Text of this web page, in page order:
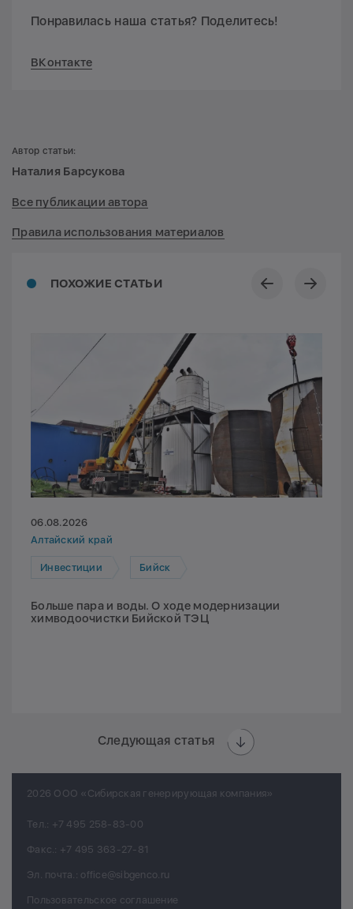
Понравилась наша статья? Поделитесь!
ВКонтакте
ПОХОЖИЕ СТАТЬИ
06.08.2026
Алтайский край
Инвестиции Бийск
Больше пара и воды. О ходе модернизации
химводоочистки Бийской ТЭЦ
Следующая статья
Автор статьи:
Наталия Барсукова
Все публикации автора
Правила использования материалов
2026 ООО «Сибирская генерирующая компания»
Тел.: +7 495 258-83-00
Факс.: +7 495 363-27-81
Эл. почта.: office@sibgenco.ru
Пользовательское соглашение